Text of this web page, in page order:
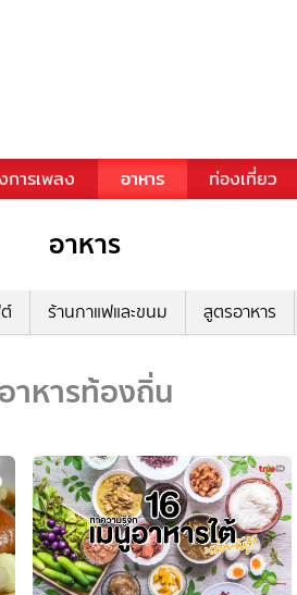
การเพลง อาหาร ท่องเที่ยว
อาหาร
ร้านกาแฟและขนม สูตรอาหาร
อาหารท้องถิ่น